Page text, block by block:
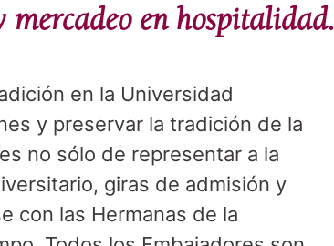
en hospitalidad.
en la Universidad
y preservar la tradición de la
no sólo de representar a la
giras de admisión y
con las Hermanas de la